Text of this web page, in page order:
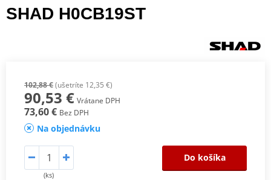
SHAD H0CB19ST
102,88 €(ušetríte 12,35 €)
90,53 € Vrátane DPH
73,60 € Bez DPH
Na objednávku
(ks)
Do košíka